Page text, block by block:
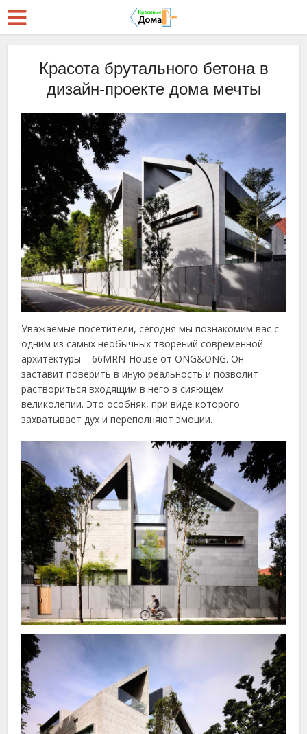
Красота брутального бетона в
дизайн-проекте дома мечты
Уважаемые посетители, сегодня мы познакомим вас с
одним из самых необычных творений современной
архитектуры – 66MRN-House от ONG&ONG. Он
заставит поверить в иную реальность и позволит
раствориться входящим в него в сияющем
великолепии. Это особняк, при виде которого
захватывает дух и переполняют эмоции.